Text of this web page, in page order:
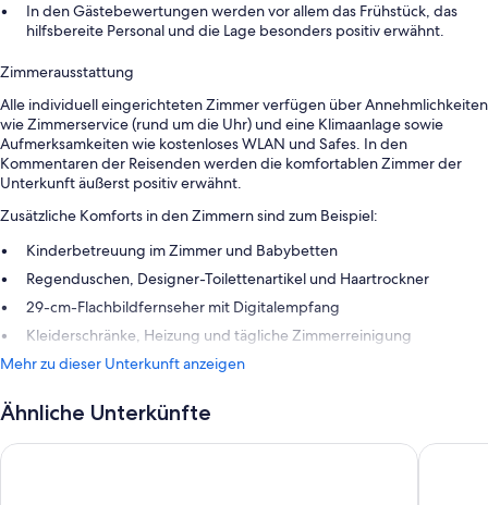
In den Gästebewertungen werden vor allem das Frühstück, das
hilfsbereite Personal und die Lage besonders positiv erwähnt.
Zimmerausstattung
Alle individuell eingerichteten Zimmer verfügen über Annehmlichkeiten
wie Zimmerservice (rund um die Uhr) und eine Klimaanlage sowie
Aufmerksamkeiten wie kostenloses WLAN und Safes. In den
Kommentaren der Reisenden werden die komfortablen Zimmer der
Unterkunft äußerst positiv erwähnt.
Zusätzliche Komforts in den Zimmern sind zum Beispiel:
Kinderbetreuung im Zimmer und Babybetten
Regenduschen, Designer-Toilettenartikel und Haartrockner
29-cm-Flachbildfernseher mit Digitalempfang
Kleiderschränke, Heizung und tägliche Zimmerreinigung
Mehr zu dieser Unterkunft anzeigen
Ähnliche Unterkünfte
Grand Hotel Casselbergh Bruges Dukes’